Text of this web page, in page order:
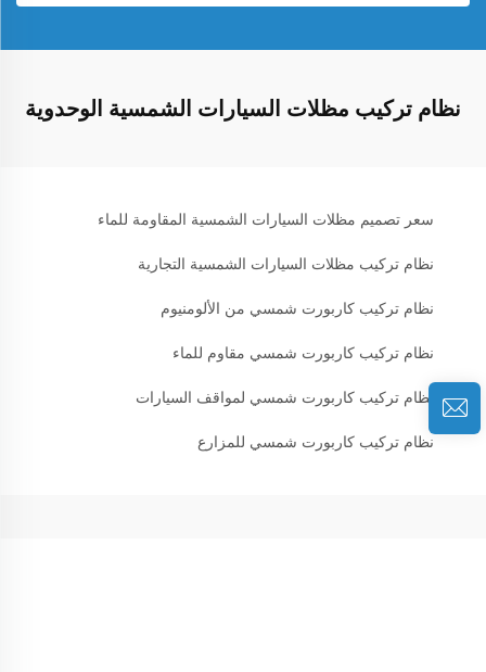
نظام تركيب مظلات السيارات الشمسية الوحدوية
سعر تصميم مظلات السيارات الشمسية المقاومة للماء
نظام تركيب مظلات السيارات الشمسية التجارية
نظام تركيب كاربورت شمسي من الألومنيوم
نظام تركيب كاربورت شمسي مقاوم للماء
نظام تركيب كاربورت شمسي لمواقف السيارات
نظام تركيب كاربورت شمسي للمزارع